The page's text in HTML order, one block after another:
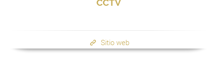
CCTV
Sitio web